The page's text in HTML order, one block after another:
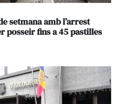
setmana amb l’arrest
posseir fins a 45 pastilles